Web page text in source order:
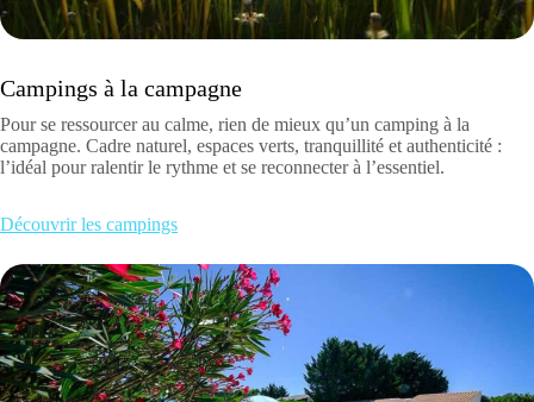
Campings à la campagne
Pour se ressourcer au calme, rien de mieux qu’un camping à la
campagne. Cadre naturel, espaces verts, tranquillité et authenticité :
l’idéal pour ralentir le rythme et se reconnecter à l’essentiel.
Découvrir les campings